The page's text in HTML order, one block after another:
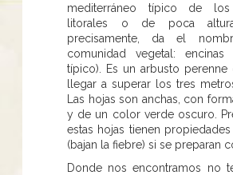
mediterráneo típico de los
litorales o de poca
precisamente, da el
comunidad vegetal: encinas
típico). Es un arbusto perenne
llegar a superar los tres
Las hojas son anchas, con
y de un color verde oscuro.
estas hojas tienen propiedades
(bajan la fiebre) si se preparan
Donde nos encontramos no